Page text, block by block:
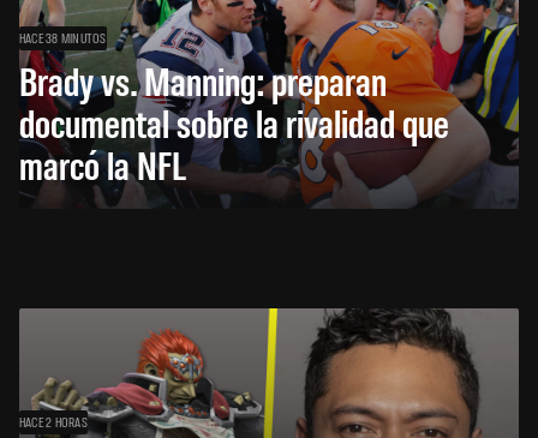
HACE 38 MINUTOS
Brady vs. Manning: preparan
documental sobre la rivalidad que
marcó la NFL
HACE 2 HORAS